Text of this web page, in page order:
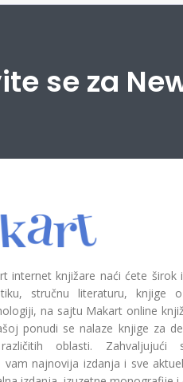
se za
internet knjižare naći ćete širok
stručnu literaturu, knjige
na sajtu Makart online
ponudi se nalaze knjige za
oblasti. Zahvaljujući
vam najnovija izdanja i sve